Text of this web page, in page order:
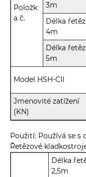
Položk
a č.
3m
Délka
4m
Délka
5m
Model HSH-CII
Jmenovité zatížení
(KN)
Použití: Používá se s
Řetězové
Délka
2,5m